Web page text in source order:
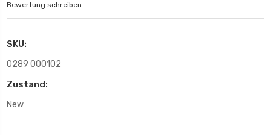
Bewertung schreiben
SKU:
0289 000102
Zustand:
New